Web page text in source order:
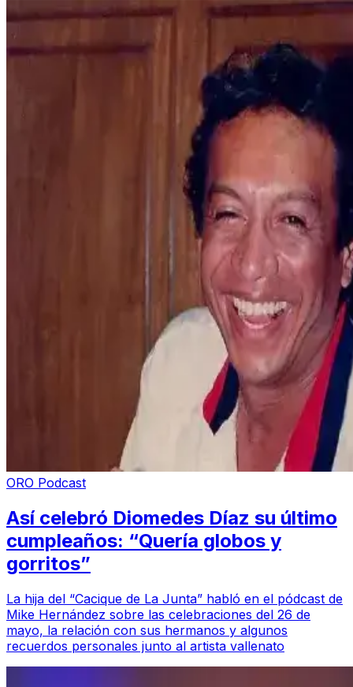
ORO Podcast
Así celebró Diomedes Díaz su último
cumpleaños: “Quería globos y
gorritos”
La hija del “Cacique de La Junta” habló en el pódcast de
Mike Hernández sobre las celebraciones del 26 de
mayo, la relación con sus hermanos y algunos
recuerdos personales junto al artista vallenato